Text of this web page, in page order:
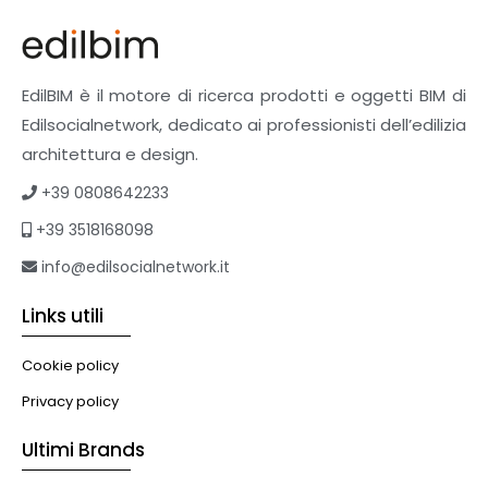
Pavimenti e rivestimenti
Pavimenti industriali
Sistemi giardini pensili
Supporti per esterni
Tetti verdi
eBook
Formazione professionale
Illuminazione
Murature
EdilBIM è il motore di ricerca prodotti e oggetti BIM di
Edilsocialnetwork, dedicato ai professionisti dell’edilizia
architettura e design.
+39 0808642233
+39 3518168098
info@edilsocialnetwork.it
Links utili
Cookie policy
Privacy policy
Ultimi Brands